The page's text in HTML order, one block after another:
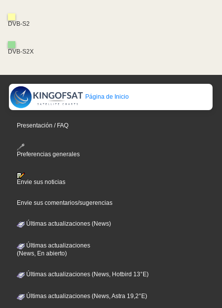
DVB-S2
DVB-S2X
Página de Inicio
Presentación / FAQ
Preferencias generales
Envie sus noticias
Envie sus comentarios/sugerencias
Últimas actualizaciones (News)
Últimas actualizaciones
(News, En abierto)
Últimas actualizaciones (News, Hotbird 13°E)
Últimas actualizaciones (News, Astra 19,2°E)